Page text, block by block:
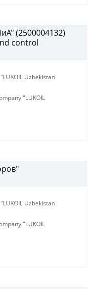
(2500004132)
control
Uzbekistan
"LUKOIL
Uzbekistan
"LUKOIL